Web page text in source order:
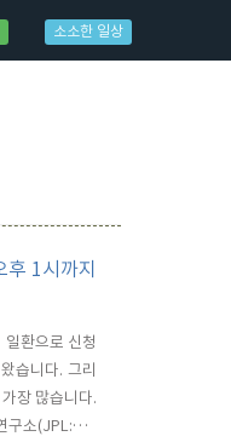
소소한 일상
1시까지
환으로 신청
습니다. 그리
장 많습니다.
소(JPL:Jet